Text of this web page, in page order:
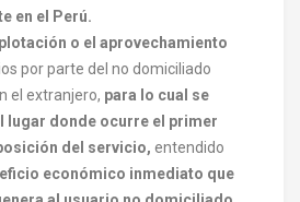
en el Perú.
o el aprovechamiento
por parte del no domiciliado
el extranjero, para lo cual se
lugar donde ocurre el primer
del servicio, entendido
económico inmediato que